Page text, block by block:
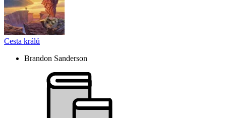
Cesta králů
Brandon Sanderson